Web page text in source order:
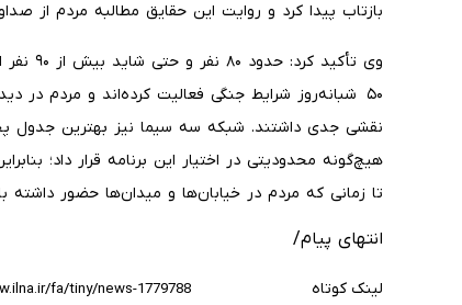
بازتاب پیدا کرد و روایت این حقایق مطالبه مردم از
وی
۵۰ شبانه‌روز شرایط جنگی فعالیت کرده‌اند و مردم
نقشی جدی داشتند. شبکه سه سیما نیز بهترین جدول
هیچ‌گونه محدودیتی در اختیار این برنامه قرار داد؛
تا زمانی که مردم در خیابان‌ها و میدان‌ها حضور داشته
انتهای پیام/
لینک کوتاه